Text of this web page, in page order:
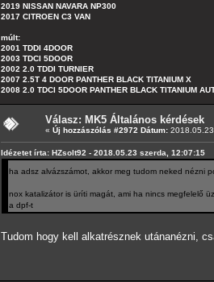
2019 NISSAN NAVARA NP300
2017 CITROEN C3 VAN
múlt:
2001 TDDI 4DOOR
2003 TDCI 5DOOR
2002 2.0 TDDI TURNIER
2007 2.5T 4 DOOR PANTHER BLACK TITANIUM X
2008 2.0 TDCI 5DOOR PANTHER BLACK TITANIUM
Válasz: MK5 Általános kérdések
« Új hozzászólás #2972 Dátum:
Idézetet írta: HZsolt92 - 2018.05.23 szerda, 12:07:15
ha adsz alvázszámot, akkor meg tudom neked nézni
nox katalizátor is üríti magát, ami ha nincs megfelelő
a dpf-t
Tudom hogy kell alkatrésznek utánanézni,